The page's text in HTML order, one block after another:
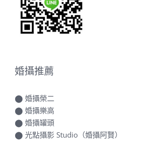
婚攝推薦
⬤ 婚攝榮二
⬤ 婚攝樂高
⬤ 婚攝罐頭
⬤ 光點攝影 Studio（婚攝阿賢）